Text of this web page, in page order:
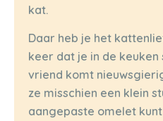
kat.
Daar heb je het
keer dat je in de
vriend komt
ze misschien een klein
aangepaste omelet